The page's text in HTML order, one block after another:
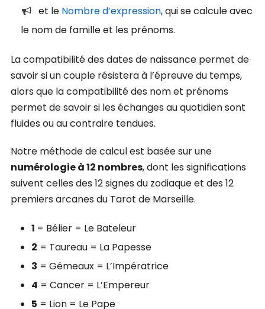
et le Nombre d’expression, qui se calcule avec
le nom de famille et les prénoms.
La compatibilité des dates de naissance permet de
savoir si un couple résistera à l’épreuve du temps,
alors que la compatibilité des nom et prénoms
permet de savoir si les échanges au quotidien sont
fluides ou au contraire tendues.
Notre méthode de calcul est basée sur une
numérologie à 12 nombres, dont les significations
suivent celles des 12 signes du zodiaque et des 12
premiers arcanes du Tarot de Marseille.
1 = Bélier = Le Bateleur
2 = Taureau = La Papesse
3 = Gémeaux = L’Impératrice
4 = Cancer = L’Empereur
5 = Lion = Le Pape